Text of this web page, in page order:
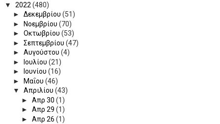
▼ 2022 (480)
► Δεκεμβρίου (51)
►
Νοεμβρίου (70)
► Οκτωβρίου (53)
► Σεπτεμβρίου (47)
► Αυγούστου (4)
►
Ιουλίου (21)
►
Ιουνίου (16)
►
Μαΐου (46)
▼ Απριλίου (43)
► Απρ 30 (1)
► Απρ 29 (1)
► Απρ 26 (1)